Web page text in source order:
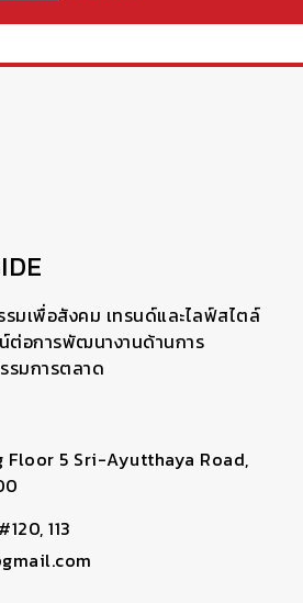
มเพื่อสังคม เทรนด์และไลฟ์สไตล์
ต่อการพัฒนางานด้านการ
รมการตลาด
5 Sri-Ayutthaya Road,
113